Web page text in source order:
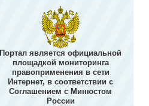
Портал является официальной
площадкой мониторинга
правоприменения в сети
Интернет, в соответствии с
Соглашением с Минюстом
России